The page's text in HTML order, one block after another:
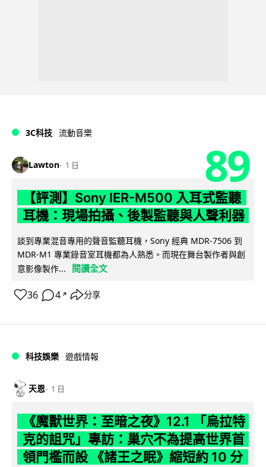
3C科技 流動音樂
Lawton 1 日 89
【評測】Sony IER-M500 入耳式監聽
耳機：現場拍攝、後製監聽與人聲利器
談到專業混音專用的聲音監聽耳機，Sony 經典 MDR-7506 到
MDR-M1 專業錄音室耳機都為人熟悉。而現在舞台製作者與創
意影像製作...
閱讀全文
36 4 ↗ 分享
科技娛樂 遊戲情報
天恩 1 日
《魔獸世界：至暗之夜》12.1 「烏拉特
克的詛咒」專訪：巢穴不為提高世界首
領門檻而設 《諸王之眠》縮短約 10 分